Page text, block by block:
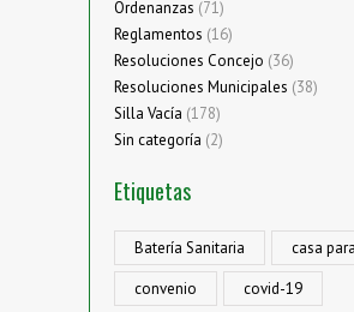
Ordenanzas (71)
Reglamentos (16)
Resoluciones Concejo (36)
Resoluciones Municipales (38)
Silla Vacía (178)
Sin categoría (2)
Etiquetas
Batería Sanitaria
casa
convenio
covid-19